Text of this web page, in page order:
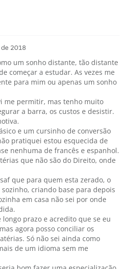
2018
um sonho distante, tão distante
começar a estudar. As vezes me
para mim ou apenas um sonho
me permitir, mas tenho muito
a barra, os custos e desistir.
e um cursinho de conversão
pratiquei estou esquecida de
nenhuma de francês e espanhol.
que não são do Direito, onde
que para quem esta zerado, o
criando base para depois
em casa não sei por onde
prazo e acredito que se eu
agora posso conciliar os
Só não sei ainda como
de um idioma sem me